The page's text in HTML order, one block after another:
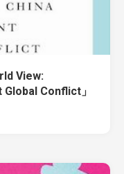
View:
Conflict」